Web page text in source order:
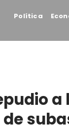
Política
a
de